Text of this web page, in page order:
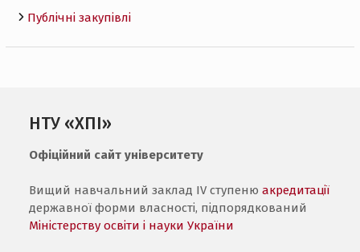
Публічні закупівлі
НТУ «ХПІ»
Офіційний сайт університету
Вищий навчальний заклад IV ступенюакредитації
державної форми власності, підпорядкований
Міністерству освіти і науки України